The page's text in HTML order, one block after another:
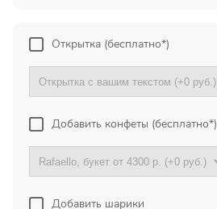
выборе букета. Спасибо
большое. Доставка пришла
вовремя. Остаюсь Вашим
клиентом!
Тамара
Гидроторф,
Нижегороская
область
Открытка (бесплатно*)
Добавить конфеты (бесплатно*)
Добавить шарики